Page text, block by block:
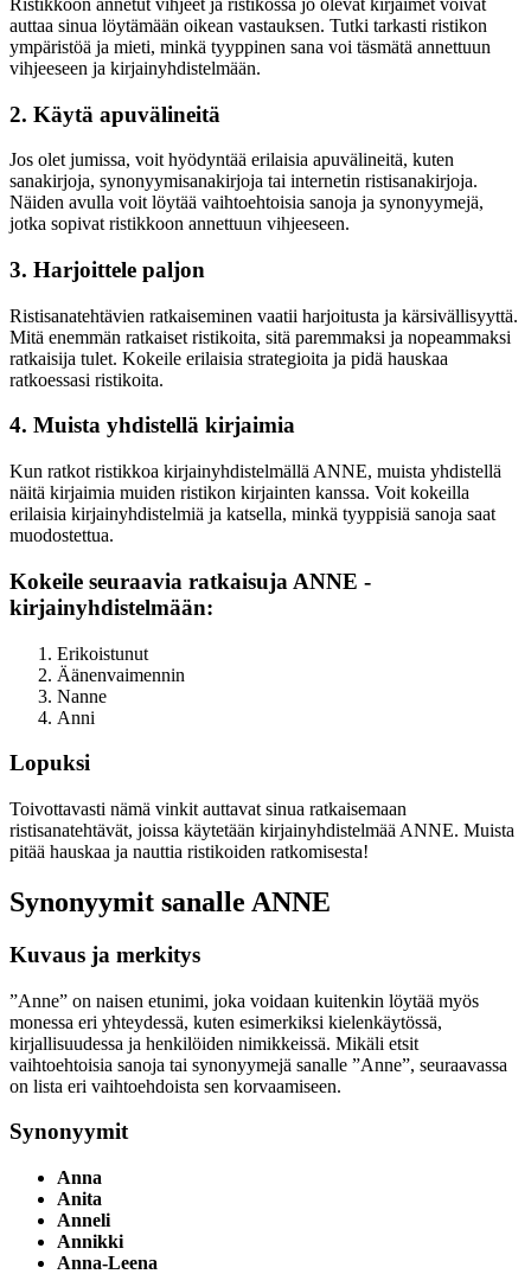
auttaa sinua löytämään oikean vastauksen. Tutki tarkasti ristikon
ympäristöä ja mieti, minkä tyyppinen sana voi täsmätä annettuun
vihjeeseen ja kirjainyhdistelmään.
2. Käytä apuvälineitä
Jos olet jumissa, voit hyödyntää erilaisia apuvälineitä, kuten
sanakirjoja, synonyymisanakirjoja tai internetin ristisanakirjoja.
Näiden avulla voit löytää vaihtoehtoisia sanoja ja synonyymejä,
jotka sopivat ristikkoon annettuun vihjeeseen.
3. Harjoittele paljon
Ristisanatehtävien ratkaiseminen vaatii harjoitusta ja kärsivällisyyttä.
Mitä enemmän ratkaiset ristikoita, sitä paremmaksi ja nopeammaksi
ratkaisija tulet. Kokeile erilaisia strategioita ja pidä hauskaa
ratkoessasi ristikoita.
4. Muista yhdistellä kirjaimia
Kun ratkot ristikkoa kirjainyhdistelmällä ANNE, muista yhdistellä
näitä kirjaimia muiden ristikon kirjainten kanssa. Voit kokeilla
erilaisia kirjainyhdistelmiä ja katsella, minkä tyyppisiä sanoja saat
muodostettua.
Kokeile seuraavia ratkaisuja ANNE -
kirjainyhdistelmään:
Erikoistunut
Äänenvaimennin
Nanne
Anni
Lopuksi
Toivottavasti nämä vinkit auttavat sinua ratkaisemaan
ristisanatehtävät, joissa käytetään kirjainyhdistelmää ANNE. Muista
pitää hauskaa ja nauttia ristikoiden ratkomisesta!
Synonyymit sanalle ANNE
Kuvaus ja merkitys
”Anne” on naisen etunimi, joka voidaan kuitenkin löytää myös
monessa eri yhteydessä, kuten esimerkiksi kielenkäytössä,
kirjallisuudessa ja henkilöiden nimikkeissä. Mikäli etsit
vaihtoehtoisia sanoja tai synonyymejä sanalle ”Anne”, seuraavassa
on lista eri vaihtoehdoista sen korvaamiseen.
Synonyymit
Anna
Anita
Anneli
Annikki
Anna-Leena